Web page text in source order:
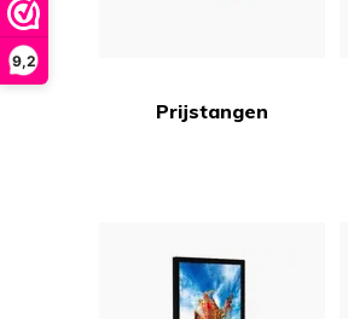
9,2
Prijstangen